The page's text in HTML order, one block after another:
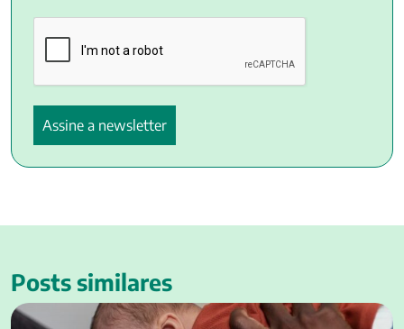
Posts similares
Qual a melhor idade para o homem ter filhos​?